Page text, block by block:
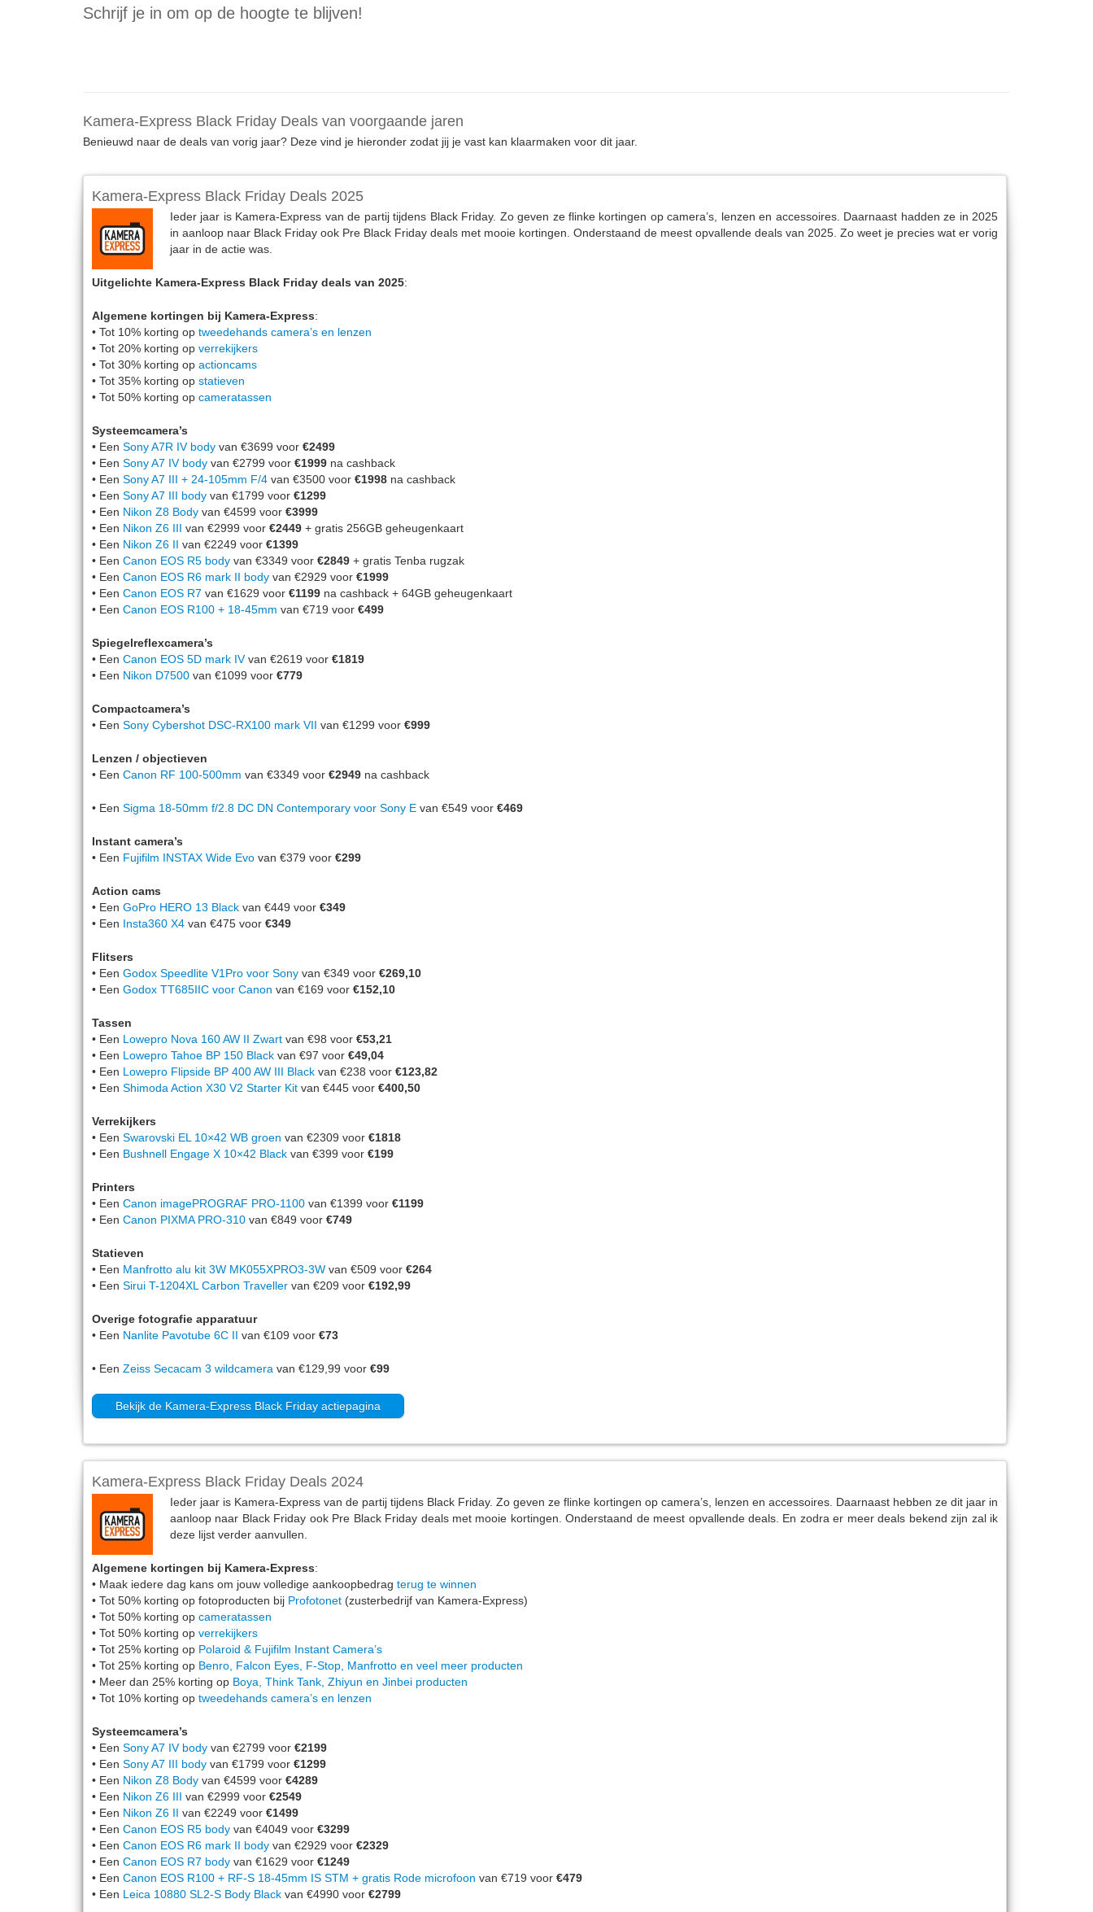
Schrijf je in om op de hoogte te blijven!
Kamera-Express Black Friday Deals van voorgaande jaren
Benieuwd naar de deals van vorig jaar? Deze vind je hieronder zodat jij je vast kan klaarmaken voor dit jaar.
Kamera-Express Black Friday Deals 2025
Ieder jaar is Kamera-Express van de partij tijdens Black Friday. Zo geven ze flinke kortingen op camera’s, lenzen en accessoires. Daarnaast hadden ze in 2025
in aanloop naar Black Friday ook Pre Black Friday deals met mooie kortingen. Onderstaand de meest opvallende deals van 2025. Zo weet je precies wat er vorig
jaar in de actie was.
Uitgelichte Kamera-Express Black Friday deals van 2025:
Algemene kortingen bij Kamera-Express:
• Tot 10% korting op tweedehands camera’s en lenzen
• Tot 20% korting op verrekijkers
• Tot 30% korting op actioncams
• Tot 35% korting op statieven
• Tot 50% korting op cameratassen
Systeemcamera’s
• Een Sony A7R IV body van €3699 voor €2499
• Een Sony A7 IV body van €2799 voor €1999 na cashback
• Een Sony A7 III + 24-105mm F/4 van €3500 voor €1998 na cashback
• Een Sony A7 III body van €1799 voor €1299
• Een Nikon Z8 Body van €4599 voor €3999
• Een Nikon Z6 III van €2999 voor €2449 + gratis 256GB geheugenkaart
• Een Nikon Z6 II van €2249 voor €1399
• Een Canon EOS R5 body van €3349 voor €2849 + gratis Tenba rugzak
• Een Canon EOS R6 mark II body van €2929 voor €1999
• Een Canon EOS R7 van €1629 voor €1199 na cashback + 64GB geheugenkaart
• Een Canon EOS R100 + 18-45mm van €719 voor €499
Spiegelreflexcamera’s
• Een Canon EOS 5D mark IVvan €2619 voor €1819
• Een Nikon D7500 van €1099 voor €779
Compactcamera’s
• Een Sony Cybershot DSC-RX100 mark VII van €1299 voor €999
Lenzen / objectieven
• Een Canon RF 100-500mm van €3349 voor €2949 na cashback
• Een Sigma 18-50mm f/2.8 DC DN Contemporary voor Sony E van €549 voor €469
Instant camera’s
• Een Fujifilm INSTAX Wide Evo van €379 voor €299
Action cams
• Een GoPro HERO 13 Black van €449 voor €349
• Een Insta360 X4 van €475 voor €349
Flitsers
• Een Godox Speedlite V1Pro voor Sony van €349 voor €269,10
• Een Godox TT685IIC voor Canon van €169 voor €152,10
Tassen
• Een Lowepro Nova 160 AW II Zwart van €98 voor €53,21
• Een Lowepro Tahoe BP 150 Black van €97 voor €49,04
• Een Lowepro Flipside BP 400 AW III Black van €238 voor €123,82
• Een Shimoda Action X30 V2 Starter Kit van €445 voor €400,50
Verrekijkers
• Een Swarovski EL 10×42 WB groen van €2309 voor €1818
• Een Bushnell Engage X 10×42 Black van €399 voor €199
Printers
• Een Canon imagePROGRAF PRO-1100 van €1399 voor €1199
• Een Canon PIXMA PRO-310 van €849 voor €749
Statieven
• Een Manfrotto alu kit 3W MK055XPRO3-3W van €509 voor €264
• Een Sirui T-1204XL Carbon Traveller van €209 voor €192,99
Overige fotografie apparatuur
• Een Nanlite Pavotube 6C II van €109 voor €73
• Een Zeiss Secacam 3 wildcamera van €129,99 voor €99
Bekijk de Kamera-Express Black Friday actiepagina
Kamera-Express Black Friday Deals 2024
Ieder jaar is Kamera-Express van de partij tijdens Black Friday. Zo geven ze flinke kortingen op camera’s, lenzen en accessoires. Daarnaast hebben ze dit jaar in
aanloop naar Black Friday ook Pre Black Friday deals met mooie kortingen. Onderstaand de meest opvallende deals. En zodra er meer deals bekend zijn zal ik
deze lijst verder aanvullen.
Algemene kortingen bij Kamera-Express:
• Maak iedere dag kans om jouw volledige aankoopbedrag terug te winnen
• Tot 50% korting op fotoproducten bij Profotonet (zusterbedrijf van Kamera-Express)
• Tot 50% korting op cameratassen
• Tot 50% korting op verrekijkers
• Tot 25% korting op Polaroid & Fujifilm Instant Camera’s
• Tot 25% korting op Benro, Falcon Eyes, F-Stop, Manfrotto en veel meer producten
• Meer dan 25% korting op Boya, Think Tank, Zhiyun en Jinbei producten
• Tot 10% korting op tweedehands camera’s en lenzen
Systeemcamera’s
• Een Sony A7 IV body van €2799 voor €2199
• Een Sony A7 III body van €1799 voor €1299
• Een Nikon Z8 Body van €4599 voor €4289
• Een Nikon Z6 III van €2999 voor €2549
• Een Nikon Z6 II van €2249 voor €1499
• Een Canon EOS R5 body van €4049 voor €3299
• Een Canon EOS R6 mark II body van €2929 voor €2329
• Een Canon EOS R7 body van €1629 voor €1249
• Een Canon EOS R100 + RF-S 18-45mm IS STM + gratis Rode microfoon van €719 voor €479
• Een Leica 10880 SL2-S Body Black van €4990 voor €2799